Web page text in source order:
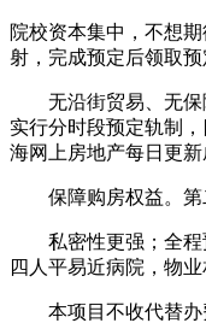
院校资本集中，不想
射，完成预定后领取
无沿街贸易、无保障
实行分时段预定轨制
海网上房地产每日更新
保障购房权益。第二
私密性更强；全程预
四人平易近病院，物
本项目不收代替办费